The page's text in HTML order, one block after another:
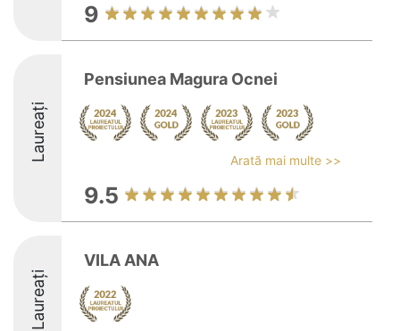
9
Laureați
Pensiunea Magura Ocnei
Arată mai multe >>
9.5
Laureați
VILA ANA